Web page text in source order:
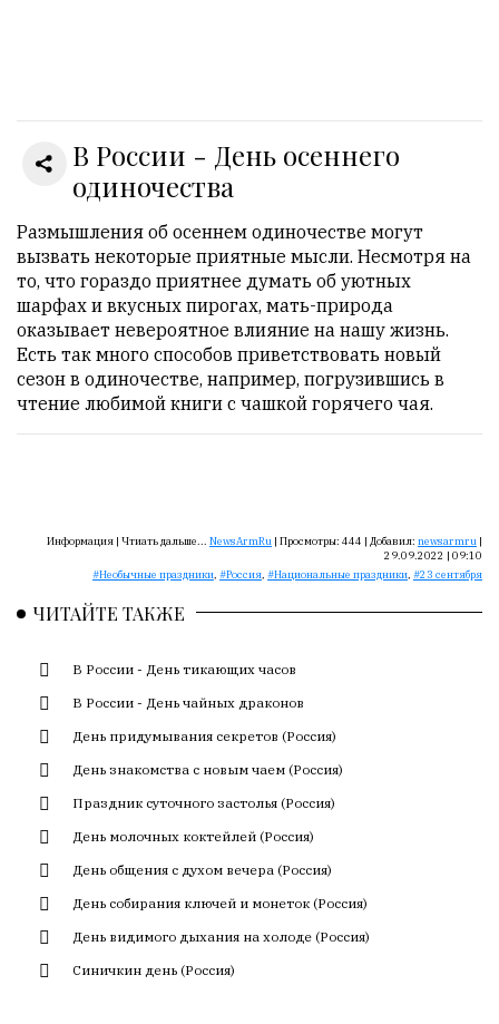
1
Гостей:
Пользователей:
0
НАШИ
ПРАВИЛА
Тонкие
материалы
для
обновляется
большим
трудом,
душой.
Редакция
не
лезет
авторские
тексты,
кромсает
их
В России - День осеннего
одиночества
Размышления об осеннем одиночестве могут
вызвать некоторые приятные мысли. Несмотря на
то, что гораздо приятнее думать об уютных
шарфах и вкусных пирогах, мать-природа
оказывает невероятное влияние на нашу жизнь.
Есть так много способов приветствовать новый
сезон в одиночестве, например, погрузившись в
чтение любимой книги с чашкой горячего чая.
Информация | Чтиать дальше... NewsArmRu | Просмотры: 444 | Добавил: newsarmru |
29.09.2022 | 09:10
Необычные праздники, Россия, Национальные праздники, 23 сентября
ЧИТАЙТЕ ТАКЖЕ
В России - День тикающих часов
В России - День чайных драконов
День придумывания секретов (Россия)
День знакомства с новым чаем (Россия)
Праздник суточного застолья (Россия)
День молочных коктейлей (Россия)
День общения с духом вечера (Россия)
День собирания ключей и монеток (Россия)
День видимого дыхания на холоде (Россия)
Синичкин день (Россия)